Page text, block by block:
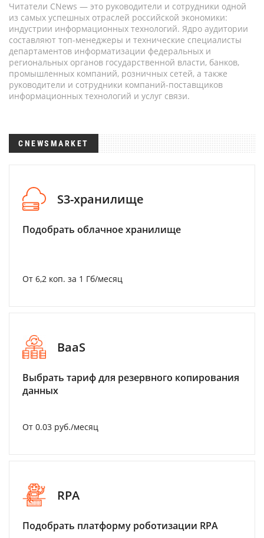
Читатели CNews — это руководители и сотрудники одной
из самых успешных отраслей российской экономики:
индустрии информационных технологий. Ядро аудитории
составляют топ-менеджеры и технические специалисты
департаментов информатизации федеральных и
региональных органов государственной власти, банков,
промышленных компаний, розничных сетей, а также
руководители и сотрудники компаний-поставщиков
информационных технологий и услуг связи.
CNEWSMARKET
S3-хранилище
Подобрать облачное хранилище
От 6,2 коп. за 1 Гб/месяц
BaaS
Выбрать тариф для резервного копирования
данных
От 0.03 руб./месяц
RPA
Подобрать платформу роботизации RPA